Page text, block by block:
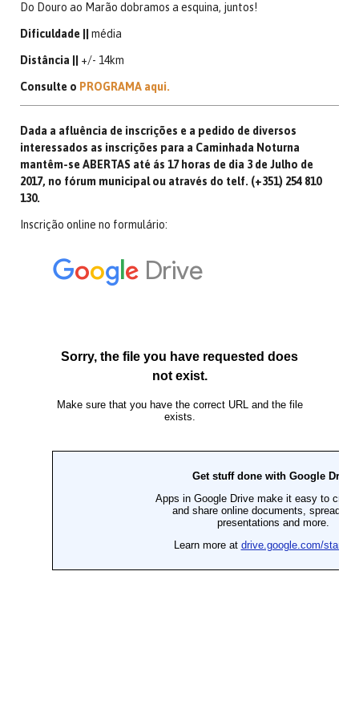
Do Douro ao Marão dobramos a esquina, juntos!
Dificuldade || média
Distância || +/- 14km
Consulte o PROGRAMA aqui.
Dada a afluência de inscrições e a pedido de diversos
interessados as inscrições para a Caminhada Noturna
mantêm-se ABERTAS até ás 17 horas de dia 3 de Julho de
2017, no fórum municipal ou através do telf. (+351) 254 810
130.
Inscrição online no formulário: